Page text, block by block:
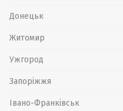
Донецьк
Житомир
Ужгород
Запоріжжя
Івано-Франківськ